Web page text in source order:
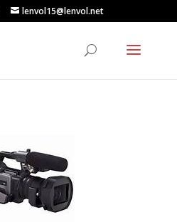
lenvol15@lenvol.net